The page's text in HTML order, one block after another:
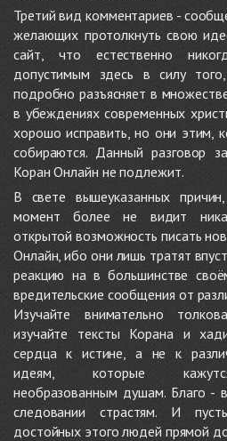
Третий вид комментариев -
желающих протолкнуть свою
сайт, что естественно
допустимым здесь в силу
подробно разъясняет в
в убеждениях современных
хорошо исправить, но они этим,
собираются. Данный разговор
Коран Онлайн не подлежит.
В свете вышеуказанных
момент более не видит
открытой возможность писать
Онлайн, ибо они лишь тратят
реакцию на в большинстве
вредительские сообщения от
Изучайте внимательно
изучайте тексты Корана и
сердца к истине, а не к
идеям, которые кажутся
необразованным душам. Благо -
следовании страстям. И
достойных этого людей прямой